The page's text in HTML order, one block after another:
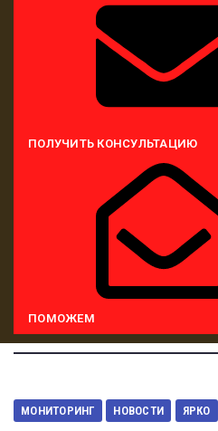
ПОЛУЧИТЬ КОНСУЛЬТАЦИЮ
ПОМОЖЕМ
МОНИТОРИНГ НОВОСТИ ЯРКО